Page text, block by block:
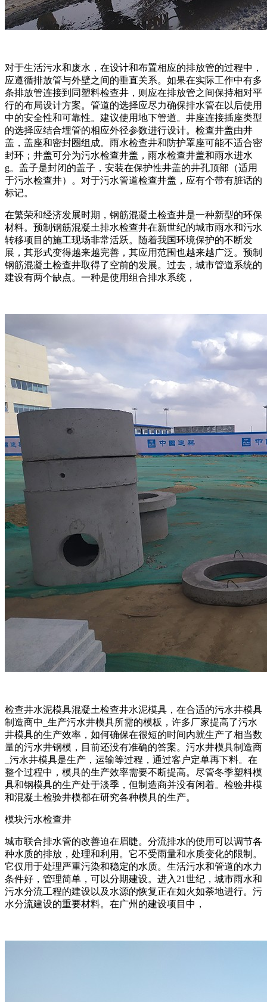
对于生活污水和废水，在设计和布置相应的排放管的过程中，
应遵循排放管与外壁之间的垂直关系。如果在实际工作中有多
条排放管连接到同塑料检查井，则应在排放管之间保持相对平
行的布局设计方案。管道的选择应尽力确保排水管在以后使用
中的安全性和可靠性。建议使用地下管道。井座连接插座类型
的选择应结合埋管的相应外径参数进行设计。检查井盖由井
盖，盖座和密封圈组成。雨水检查井和防护罩座可能不适合密
封环；井盖可分为污水检查井盖，雨水检查井盖和雨水进水
g。盖子是封闭的盖子，安装在保护性井盖的井孔顶部（适用
于污水检查井）。对于污水管道检查井盖，应有个带有脏话的
标记。
在繁荣和经济发展时期，钢筋混凝土检查井是一种新型的环保
材料。预制钢筋混凝土排水检查井在新世纪的城市雨水和污水
转移项目的施工现场非常活跃。随着我国环境保护的不断发
展，其形式变得越来越完善，其应用范围也越来越广泛。预制
钢筋混凝土检查井取得了空前的发展。过去，城市管道系统的
建设有两个缺点。一种是使用组合排水系统，
检查井水泥模具混凝土检查井水泥模具，在合适的污水井模具
制造商中_生产污水井模具所需的模板，许多厂家提高了污水
井模具的生产效率，如何确保在很短的时间内就生产了相当数
量的污水井钢模，目前还没有准确的答案。污水井模具制造商
_污水井模具是生产，运输等过程，通过客户定单再下料。在
整个过程中，模具的生产效率需要不断提高。尽管冬季塑料模
具和钢模具的生产处于淡季，但制造商并没有闲着。检验井模
和混凝土检验井模都在研究各种模具的生产。
模块污水检查井
城市联合排水管的改善迫在眉睫。分流排水的使用可以调节各
种水质的排放，处理和利用。它不受雨量和水质变化的限制。
它仅用于处理严重污染和稳定的水质。生活污水和管道的水力
条件好，管理简单，可以分期建设。进入21世纪，城市雨水和
污水分流工程的建设以及水源的恢复正在如火如荼地进行。污
水分流建设的重要材料。在广州的建设项目中，